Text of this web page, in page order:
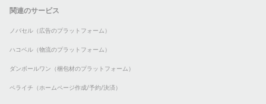
関連のサービス
ノバセル（広告のプラットフォーム）
ハコベル（物流のプラットフォーム）
ダンボールワン（梱包材のプラットフォーム）
ペライチ（ホームページ作成/予約/決済）